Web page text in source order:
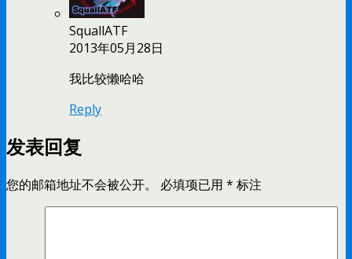
SquallATF
2013年05月28日
我比较懒哈哈
Reply
发表回复
您的邮箱地址不会被公开。 必填项已用 * 标注